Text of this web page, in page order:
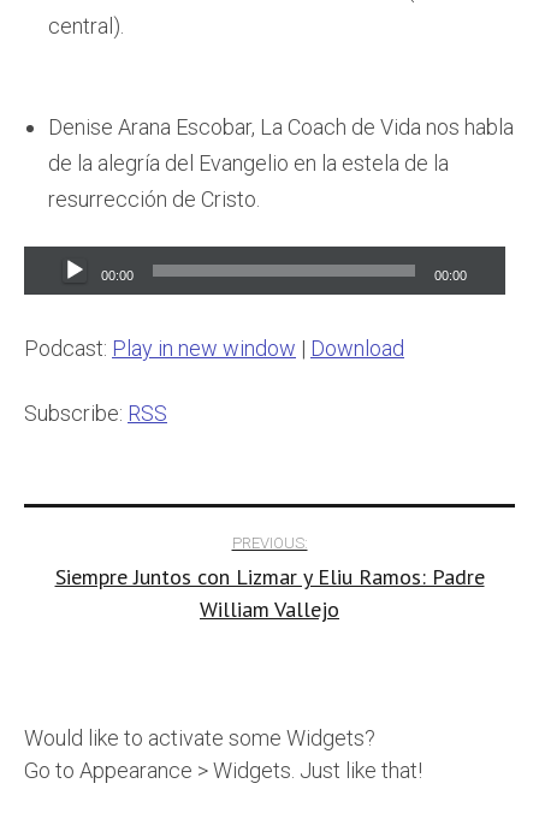
central).
Denise Arana Escobar, La Coach de Vida nos habla
de la alegría del Evangelio en la estela de la
resurrección de Cristo.
Audio
Player
00:00 00:00
Podcast: Play in new window | Download
Subscribe: RSS
navigation
PREVIOUS:
Siempre Juntos con Lizmar y Eliu Ramos: Padre
William Vallejo
Would like to activate some Widgets?
Go to Appearance > Widgets. Just like that!